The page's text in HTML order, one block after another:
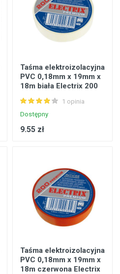
Taśma elektroizolacyjna
PVC 0,18mm x 19mm x
18m biała Electrix 200
1 opinia
Dostępny
9.55 zł
Taśma elektroizolacyjna
PVC 0,18mm x 19mm x
18m czerwona Electrix